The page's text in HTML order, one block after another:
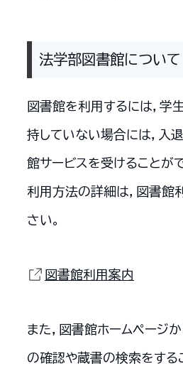
法学部図書館について
図書館を利用するには，学
持していない場合には，入
館サービスを受けることが
利用方法の詳細は，図書館
さい。
図書館利用案内
また，図書館ホームページ
の確認や蔵書の検索をする